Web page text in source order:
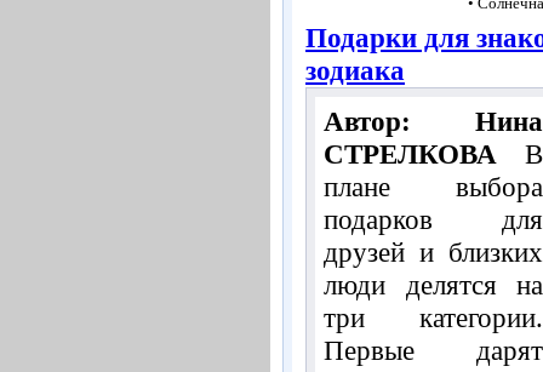
Подарки для
зодиака
Автор: Нина
СТРЕЛКОВА В
плане выбора
подарков для
друзей и близких
люди делятся на
три категории.
Первые дарят